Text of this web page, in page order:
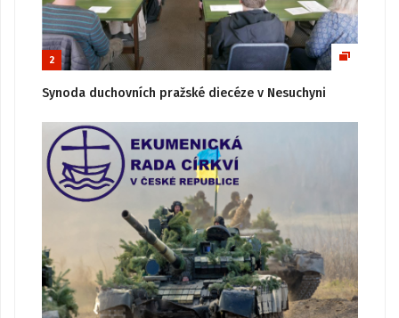
2
Synoda duchovních pražské diecéze v Nesuchyni